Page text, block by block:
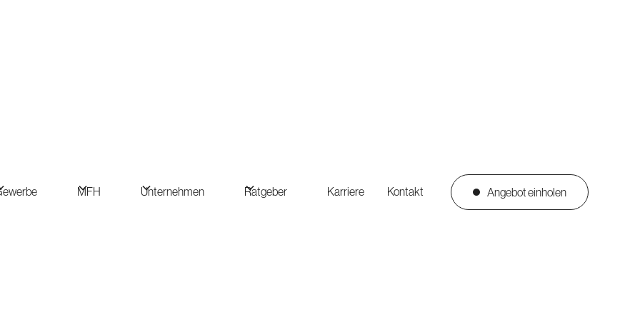
MFH Unternehmen Ratgeber Karriere Kontakt Angebot einholen